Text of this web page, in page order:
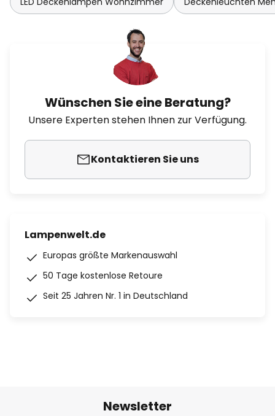
Wünschen Sie eine Beratung?
Unsere Experten stehen Ihnen zur Verfügung.
Kontaktieren Sie uns
Lampenwelt.de
Europas größte Markenauswahl
50 Tage kostenlose Retoure
Seit 25 Jahren Nr. 1 in Deutschland
Newsletter